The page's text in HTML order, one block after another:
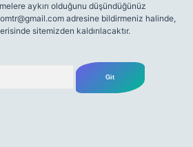
aykırı olduğunu düşündüğünüz
adresine bildirmeniz halinde,
sitemizden kaldırılacaktır.